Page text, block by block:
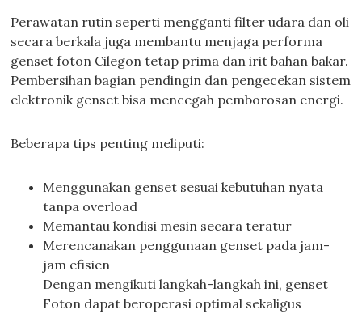
Perawatan rutin seperti mengganti filter udara dan oli
secara berkala juga membantu menjaga performa
genset foton Cilegon tetap prima dan irit bahan bakar.
Pembersihan bagian pendingin dan pengecekan sistem
elektronik genset bisa mencegah pemborosan energi.
Beberapa tips penting meliputi:
Menggunakan genset sesuai kebutuhan nyata
tanpa overload
Memantau kondisi mesin secara teratur
Merencanakan penggunaan genset pada jam-
jam efisien
Dengan mengikuti langkah-langkah ini, genset
Foton dapat beroperasi optimal sekaligus